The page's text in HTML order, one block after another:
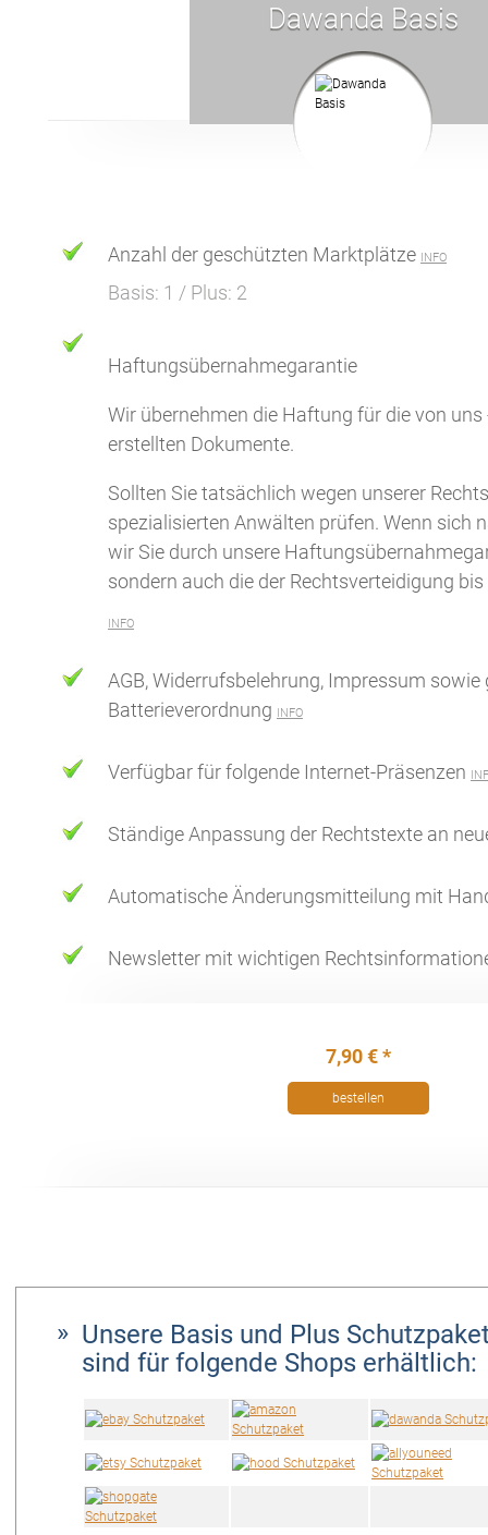
Dawanda Basis
Anzahl der geschützten Marktplätze INFO
Basis: 1 / Plus: 2
Haftungsübernahmegarantie
Wir übernehmen die Haftung für die von
erstellten Dokumente.
Sollten Sie tatsächlich wegen unserer
spezialisierten Anwälten prüfen. Wenn sich
wir Sie durch unsere
sondern auch die der Rechtsverteidigung
INFO
AGB, Widerrufsbelehrung, Impressum
Batterieverordnung INFO
Verfügbar für folgende Internet-Präsenzen
Ständige Anpassung der Rechtstexte an
Automatische Änderungsmitteilung mit
Newsletter mit wichtigen
7,90 € *
bestellen
Unsere Basis und Plus
sind für folgende Shops erhältlich: